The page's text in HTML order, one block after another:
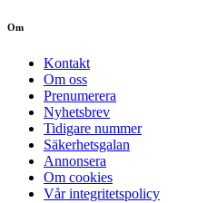
Om
Kontakt
Om oss
Prenumerera
Nyhetsbrev
Tidigare nummer
Säkerhetsgalan
Annonsera
Om cookies
Vår integritetspolicy